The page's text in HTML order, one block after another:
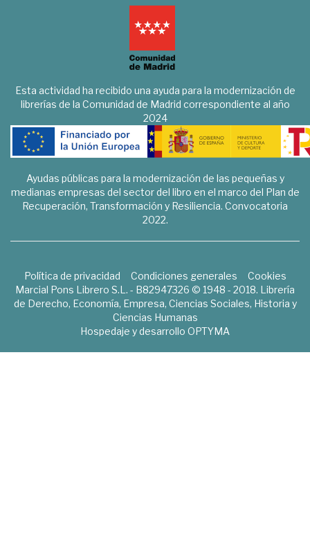
Esta actividad ha recibido una ayuda para la modernización de
librerías de la Comunidad de Madrid correspondiente al año
2024
Ayudas públicas para la modernización de las pequeñas y
medianas empresas del sector del libro en el marco del Plan de
Recuperación, Transformación y Resiliencia. Convocatoria
2022.
Política de privacidad Condiciones generales
Cookies
Marcial Pons Librero S.L. - B82947326 © 1948 - 2018. Librería
de Derecho, Economía, Empresa, Ciencias Sociales, Historia y
Ciencias Humanas
Hospedaje y desarrollo OPTYMA